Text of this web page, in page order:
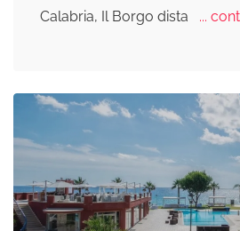
Calabria, Il Borgo dista
...